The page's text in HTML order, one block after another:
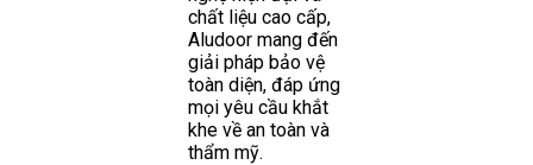
chất liệu cao cấp,
Aludoor mang đến
giải pháp bảo vệ
toàn diện, đáp ứng
mọi yêu cầu khắt
khe về an toàn và
thẩm mỹ.